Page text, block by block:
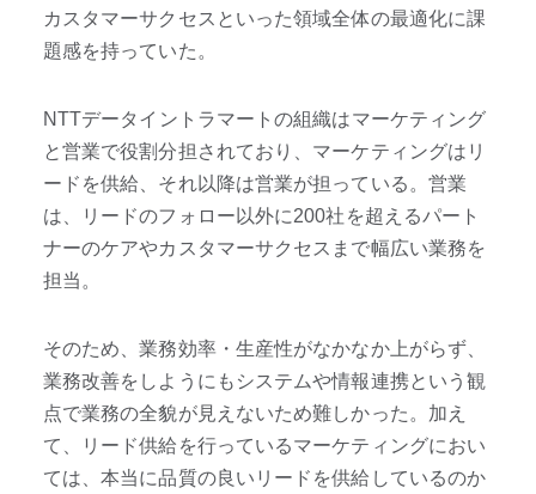
カスタマーサクセスといった領域全体の最適化に課
題感を持っていた。
NTTデータイントラマートの組織はマーケティング
と営業で役割分担されており、マーケティングはリ
ードを供給、それ以降は営業が担っている。営業
は、リードのフォロー以外に200社を超えるパート
ナーのケアやカスタマーサクセスまで幅広い業務を
担当。
そのため、業務効率・生産性がなかなか上がらず、
業務改善をしようにもシステムや情報連携という観
点で業務の全貌が見えないため難しかった。加え
て、リード供給を行っているマーケティングにおい
ては、本当に品質の良いリードを供給しているのか